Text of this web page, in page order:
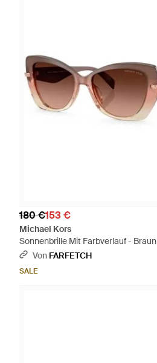
180 €153 €
Michael Kors
Sonnenbrille Mit Farbverlauf - Braun
Von FARFETCH
SALE